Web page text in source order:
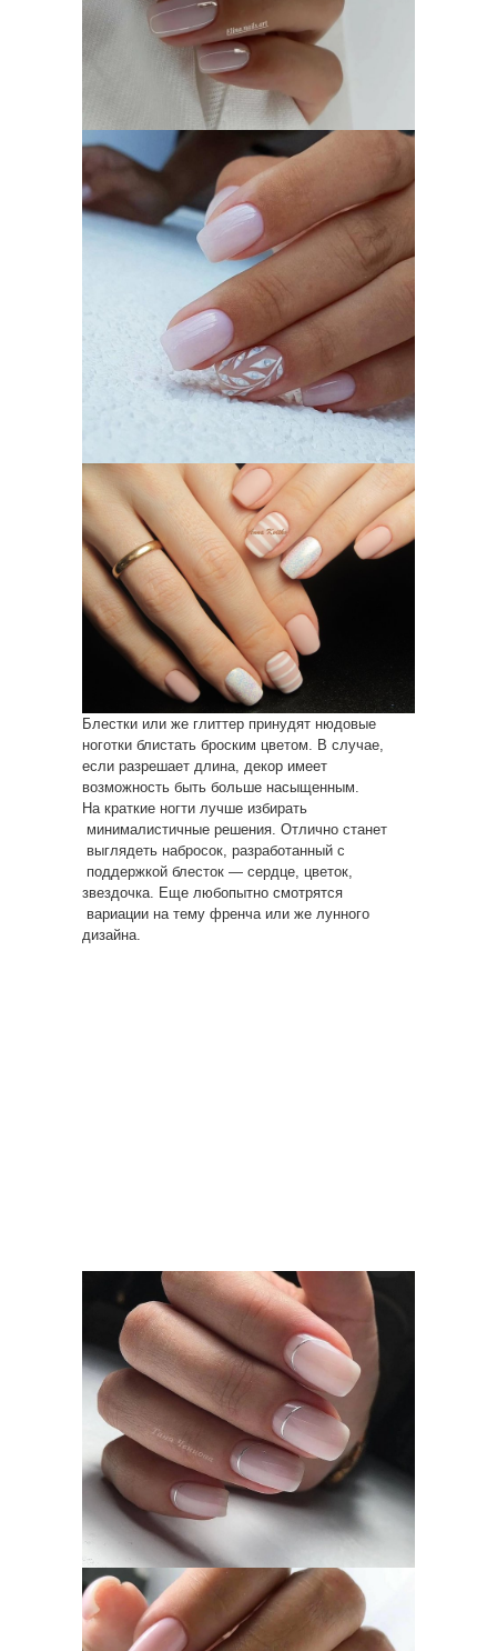
Блестки или же глиттер принудят нюдовые
ноготки блистать броским цветом. В случае,
если разрешает длина, декор имеет
возможность быть больше насыщенным.
На краткие ногти лучше избирать
минималистичные решения. Отлично станет
выглядеть набросок, разработанный с
поддержкой блесток — сердце, цветок,
звездочка. Еще любопытно смотрятся
вариации на тему френча или же лунного
дизайна.